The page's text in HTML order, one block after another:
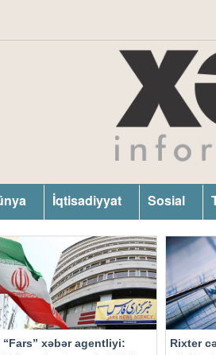
İqtisadiyyat Sosial
“Fars” xəbər agentliyi:
Rixter